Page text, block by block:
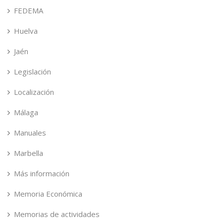
FEDEMA
Huelva
Jaén
Legislación
Localización
Málaga
Manuales
Marbella
Más información
Memoria Económica
Memorias de actividades